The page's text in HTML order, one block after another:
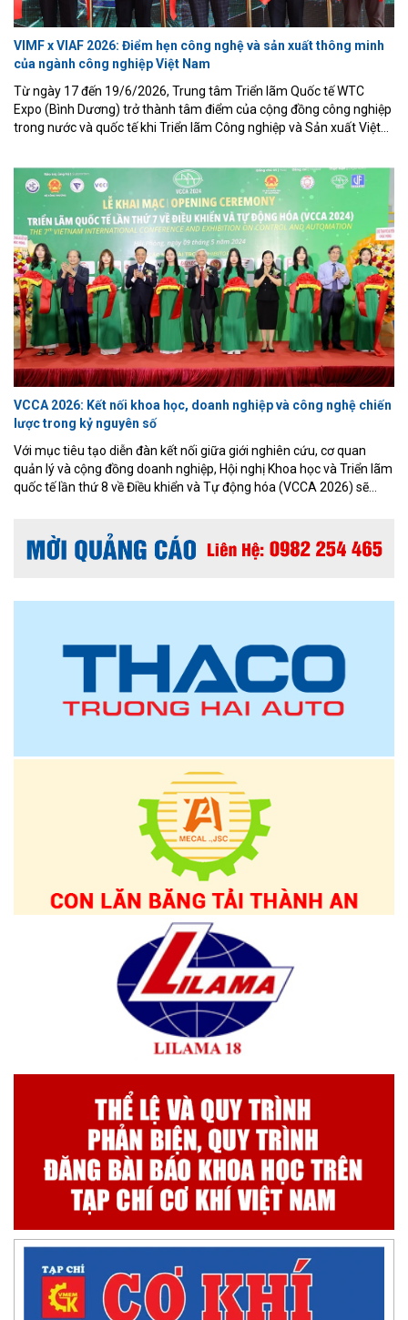
VIMF x VIAF 2026: Điểm hẹn công nghệ và sản xuất thông minh
của ngành công nghiệp Việt Nam
Từ ngày 17 đến 19/6/2026, Trung tâm Triển lãm Quốc tế WTC
Expo (Bình Dương) trở thành tâm điểm của cộng đồng công nghiệp
trong nước và quốc tế khi Triển lãm Công nghiệp và Sản xuất Việt
Industrial Automation Fiesta – VIAF) chính thức diễn ra với chủ đề
“Cơ hội giao thương quốc tế – Kết nối tương lai công nghiệp”.
VCCA 2026: Kết nối khoa học, doanh nghiệp và công nghệ chiến
lược trong kỷ nguyên số
Với mục tiêu tạo diễn đàn kết nối giữa giới nghiên cứu, cơ quan
quản lý và cộng đồng doanh nghiệp, Hội nghị Khoa học và Triển lãm
quốc tế lần thứ 8 về Điều khiển và Tự động hóa (VCCA 2026) sẽ
Kỷ nguyên số”.